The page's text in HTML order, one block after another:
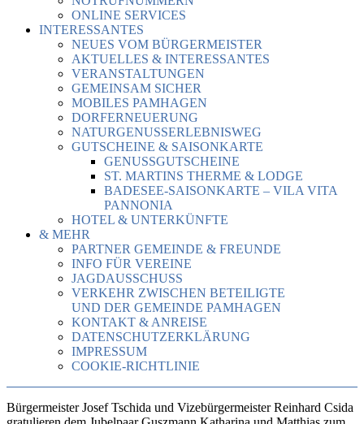
ONLINE SERVICES
INTERESSANTES
NEUES VOM BÜRGERMEISTER
AKTUELLES & INTERESSANTES
VERANSTALTUNGEN
GEMEINSAM SICHER
MOBILES PAMHAGEN
DORFERNEUERUNG
NATURGENUSSERLEBNISWEG
GUTSCHEINE & SAISONKARTE
GENUSSGUTSCHEINE
ST. MARTINS THERME & LODGE
BADESEE-SAISONKARTE – VILA VITA
PANNONIA
HOTEL & UNTERKÜNFTE
& MEHR
PARTNER GEMEINDE & FREUNDE
INFO FÜR VEREINE
JAGDAUSSCHUSS
VERKEHR ZWISCHEN BETEILIGTE
UND DER GEMEINDE PAMHAGEN
KONTAKT & ANREISE
DATENSCHUTZERKLÄRUNG
IMPRESSUM
COOKIE-RICHTLINIE
Bürgermeister Josef Tschida und Vizebürgermeister Reinhard Csida